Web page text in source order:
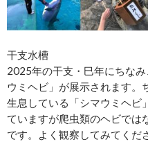
干支水槽
2025年の干支・巳年にちな
ウミヘビ」が展示されます。
生息している「シマウミヘビ
ていますが爬虫類のヘビでは
です。よく観察してみてくだ